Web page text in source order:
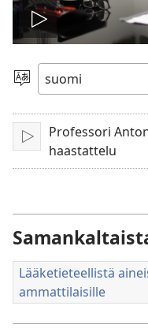
Toista
video
Valitse
Toista
Professori
haastattelu
Lääketieteellistä
ammattilaisille